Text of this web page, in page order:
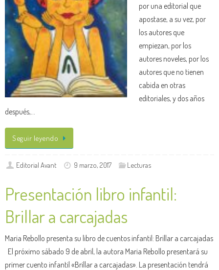
por una editorial que
apostase, a su vez, por
los autores que
empiezan, por los
autores noveles, por los
autores que no tienen
cabida en otras
editoriales, y dos años
después,…
Seguir leyendo
Editorial Avant 9 marzo, 2017 Lecturas
Presentación libro infantil:
Brillar a carcajadas
Maria Rebollo presenta su libro de cuentos infantil: Brillar a carcajadas
El próximo sábado 9 de abril, la autora Maria Rebollo presentará su
primer cuento infantil «Brillar a carcajadas». La presentación tendrá